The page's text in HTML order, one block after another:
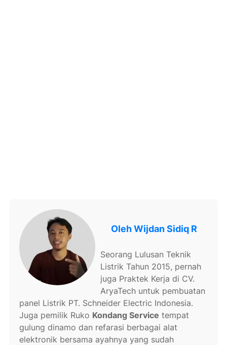
OlehWijdan Sidiq R
Seorang Lulusan Teknik
Listrik Tahun 2015, pernah
juga Praktek Kerja di CV.
AryaTech untuk pembuatan
panel Listrik PT. Schneider Electric Indonesia.
Juga pemilik Ruko Kondang Service tempat
gulung dinamo dan refarasi berbagai alat
elektronik bersama ayahnya yang sudah